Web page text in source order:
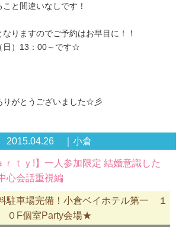
と間違いなしです！
りますのでご予約はお早目に！！
日）13：00～です☆
りがとうございました☆彡
2015.04.26 ｜小倉
ｒｔｙ!】一人参加限定 結婚意識した
心会話重視編
駐車場完備！小倉ベイホテル第一 １
０F個室Party会場★